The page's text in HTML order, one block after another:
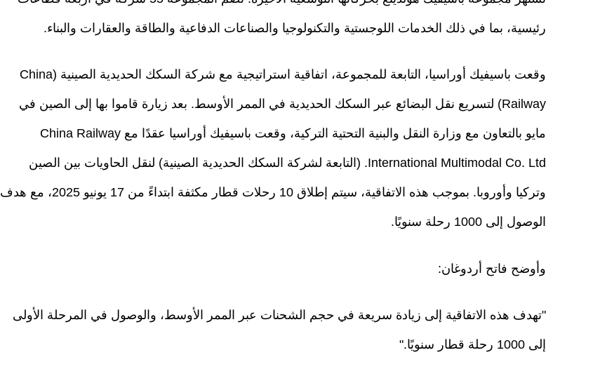
رئيسية، بما في ذلك الخدمات اللوجستية والتكنولوجيا والصناعات الدفاعية والطاقة والعقارات والبناء.
وقعت باسيفيك أوراسيا، التابعة للمجموعة، اتفاقية استراتيجية مع شركة السكك الحديدية الصينية (China
Railway) لتسريع نقل البضائع عبر السكك الحديدية في الممر الأوسط. بعد زيارة قاموا بها إلى الصين في
مايو بالتعاون مع وزارة النقل والبنية التحتية التركية، وقعت باسيفيك أوراسيا عقدًا مع China Railway
International Multimodal Co. Ltd. (التابعة لشركة السكك الحديدية الصينية) لنقل الحاويات بين الصين
وتركيا وأوروبا. بموجب هذه الاتفاقية، سيتم إطلاق 10 رحلات قطار مكثفة ابتداءً من 17 يونيو 2025، مع هدف
الوصول إلى 1000 رحلة سنويًا.
وأوضح فاتح أردوغان:
"تهدف هذه الاتفاقية إلى زيادة سريعة في حجم الشحنات عبر الممر الأوسط، والوصول في المرحلة الأولى
إلى 1000 رحلة قطار سنويًا."